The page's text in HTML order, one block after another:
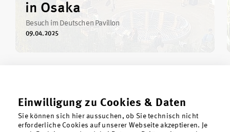
Einwilligung zu Cookies & Daten
Sie können sich hier aussuchen, ob Sie technisch nicht
erforderliche Cookies auf unserer Webseite akzeptieren. Je
in Osaka
Besuch im Deutschen Pavillon
09.04.2025